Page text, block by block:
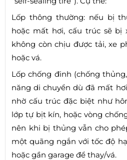
Lốp thông thường: nếu bị
hoặc mất hơi, cấu trúc sẽ bị
không còn chịu được tải, xe
hoặc vá.
Lốp chống đinh (chống
năng di chuyển dù đã mất
nhờ cấu trúc đặc biệt như
lớp tự bịt kín, hoặc vòng
nên khi bị thủng vẫn cho
một quãng ngắn với tốc độ
hoặc gần garage để thay/vá.